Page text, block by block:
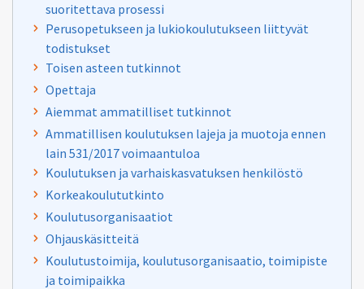
suoritettava prosessi
Perusopetukseen ja lukiokoulutukseen liittyvät
todistukset
Toisen asteen tutkinnot
Opettaja
Aiemmat ammatilliset tutkinnot
Ammatillisen koulutuksen lajeja ja muotoja ennen
lain 531/2017 voimaantuloa
Koulutuksen ja varhaiskasvatuksen henkilöstö
Korkeakoulututkinto
Koulutusorganisaatiot
Ohjauskäsitteitä
Koulutustoimija, koulutusorganisaatio, toimipiste
ja toimipaikka